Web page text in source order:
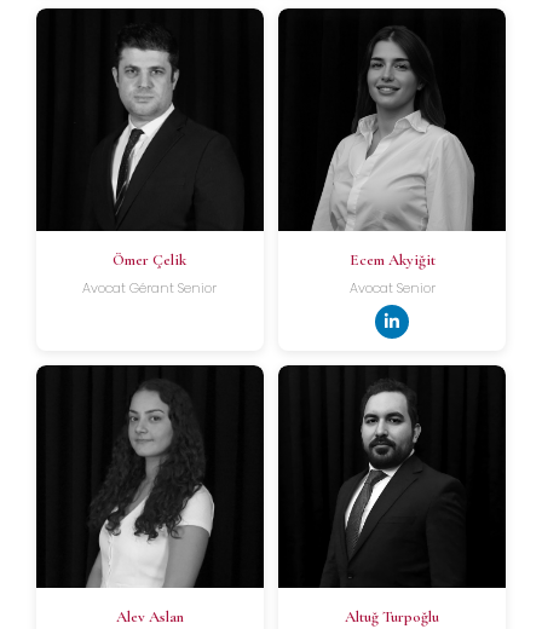
Ömer Çelik
Avocat Gérant Senior
Ecem Akyiğit
Avocat Senior
Alev Aslan
Altuğ Turpoğlu